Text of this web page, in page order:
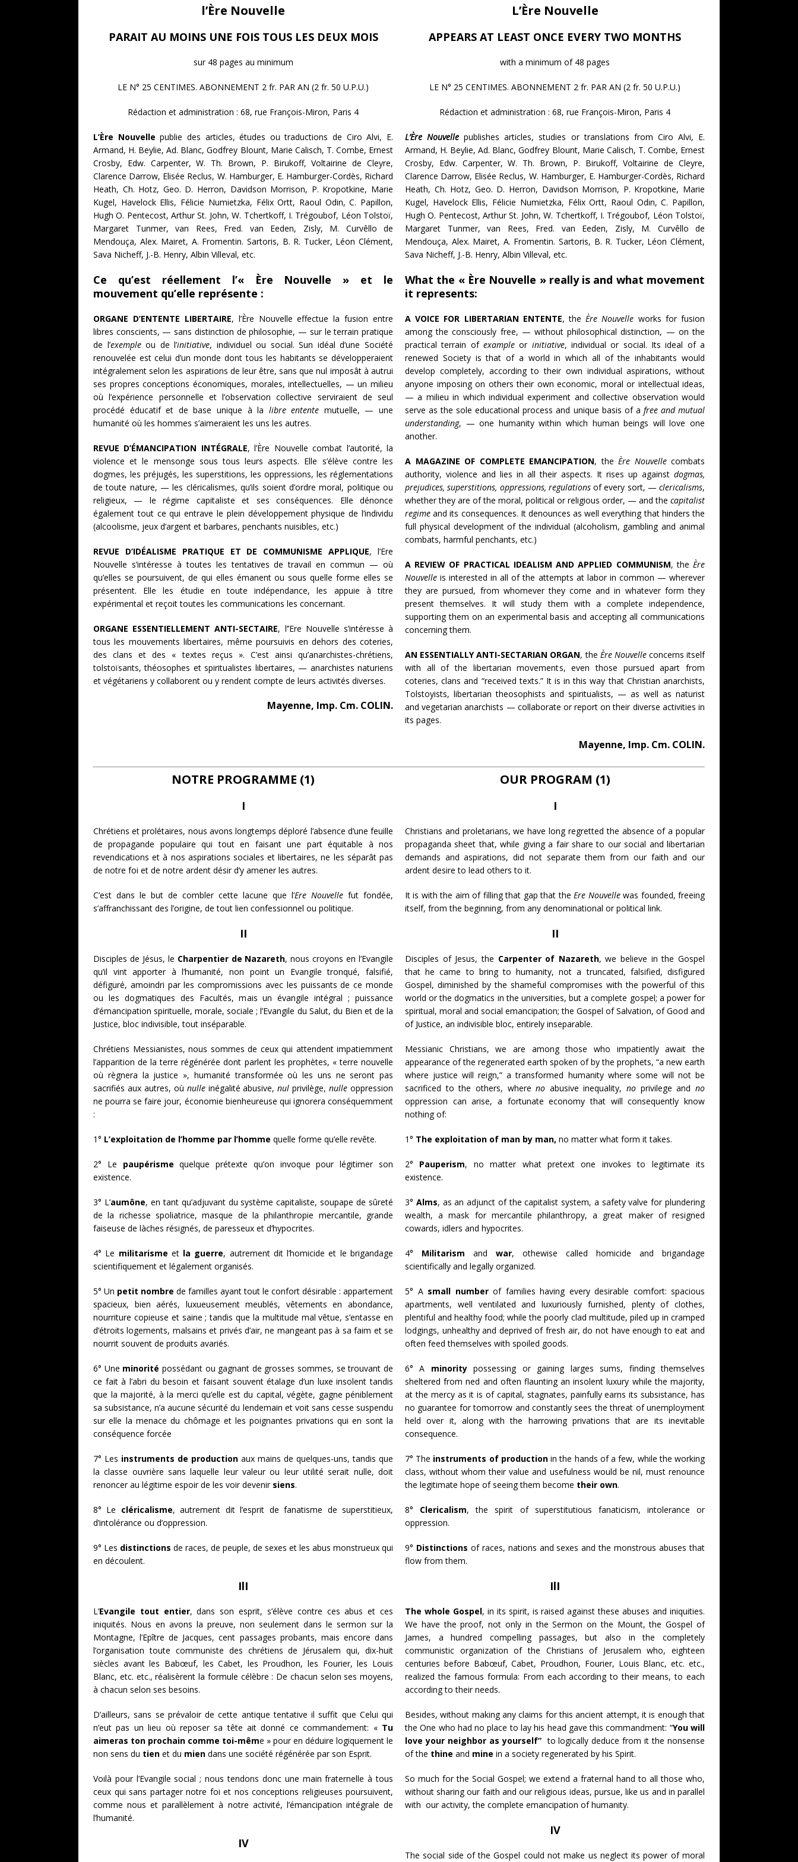
l’Ère Nouvelle
PARAIT AU MOINS UNE FOIS TOUS LES DEUX MOIS
sur 48 pages au minimum
LE N° 25 CENTIMES. ABONNEMENT 2 fr. PAR AN (2 fr. 50 U.P.U.)
Rédaction et administration : 68, rue François-Miron, Paris 4
L’Ère Nouvelle publie des articles, études ou traductions de Ciro Alvi, E.
Armand, H. Beylie, Ad. Blanc, Godfrey Blount, Marie Calisch, T. Combe, Ernest
Crosby, Edw. Carpenter, W. Th. Brown, P. Birukoff, Voltairine de Cleyre,
Clarence Darrow, Elisée Reclus, W. Hamburger, E. Hamburger-Cordès, Richard
Heath, Ch. Hotz, Geo. D. Herron, Davidson Morrison, P. Kropotkine, Marie
Kugel, Havelock Ellis, Félicie Numietzka, Félix Ortt, Raoul Odin, C. Papillon,
Hugh O. Pentecost, Arthur St. John, W. Tchertkoff, I. Trégoubof, Léon Tolstoï,
Margaret Tunmer, van Rees, Fred. van Eeden, Zisly, M. Curvêllo de
Mendouça, Alex. Mairet, A. Fromentin. Sartoris, B. R. Tucker, Léon Clément,
Sava Nicheff, J.-B. Henry, Albin Villeval, etc.
Ce qu’est réellement l’« Ère Nouvelle » et le
mouvement qu’elle représente :
ORGANE D’ENTENTE LIBERTAIRE, l’Ère Nouvelle effectue la fusion entre
libres conscients, — sans distinction de philosophie, — sur le terrain pratique
de l’exempleou de l’initiative, individuel ou social. Sun idéal d’une Société
renouvelée est celui d’un monde dont tous les habitants se développeraient
intégralement selon les aspirations de leur être, sans que nul imposât à autrui
ses propres conceptions économiques, morales, intellectuelles, — un milieu
où l’expérience personnelle et l’observation collective serviraient de seul
procédé éducatif et de base unique à la libre entente mutuelle, — une
humanité où les hommes s’aimeraient les uns les autres.
REVUE D’ÉMANCIPATION INTÉGRALE, l’Ère Nouvelle combat l’autorité, la
violence et le mensonge sous tous leurs aspects. Elle s’élève contre les
dogmes, les préjugés, les superstitions, les oppressions, les réglementations
de toute nature, — les cléricalismes, qu’ils soient d’ordre moral, politique ou
religieux, — le régime capitaliste et ses conséquences. Elle dénonce
également tout ce qui entrave le plein développement physique de l’individu
(alcoolisme, jeux d’argent et barbares, penchants nuisibles, etc.)
REVUE D’IDÉALISME PRATIQUE ET DE COMMUNISME APPLIQUE, l’Ere
Nouvelle s’intéresse à toutes les tentatives de travail en commun — où
qu’elles se poursuivent, de qui elles émanent ou sous quelle forme elles se
présentent. Elle les étudie en toute indépendance, les appuie à titre
expérimental et reçoit toutes les communications les concernant.
ORGANE ESSENTIELLEMENT ANTI-SECTAIRE, l’’Ere Nouvelle s’intéresse à
tous les mouvements libertaires, même poursuivis en dehors des coteries,
des clans et des « textes reçus ». C’est ainsi qu’anarchistes-chrétiens,
tolstoïsants, théosophes et spiritualistes libertaires, — anarchistes naturiens
et végétariens y collaborent ou y rendent compte de leurs activités diverses.
Mayenne, Imp. Cm. COLIN.
L’Ère Nouvelle
APPEARS AT LEAST ONCE EVERY TWO MONTHS
with a minimum of 48 pages
LE N° 25 CENTIMES. ABONNEMENT 2 fr. PAR AN (2 fr. 50 U.P.U.)
Rédaction et administration : 68, rue François-Miron, Paris 4
L’Ère Nouvelle publishes articles, studies or translations from Ciro Alvi, E.
Armand, H. Beylie, Ad. Blanc, Godfrey Blount, Marie Calisch, T. Combe, Ernest
Crosby, Edw. Carpenter, W. Th. Brown, P. Birukoff, Voltairine de Cleyre,
Clarence Darrow, Elisée Reclus, W. Hamburger, E. Hamburger-Cordès, Richard
Heath, Ch. Hotz, Geo. D. Herron, Davidson Morrison, P. Kropotkine, Marie
Kugel, Havelock Ellis, Félicie Numietzka, Félix Ortt, Raoul Odin, C. Papillon,
Hugh O. Pentecost, Arthur St. John, W. Tchertkoff, I. Trégoubof, Léon Tolstoï,
Margaret Tunmer, van Rees, Fred. van Eeden, Zisly, M. Curvêllo de
Mendouça, Alex. Mairet, A. Fromentin. Sartoris, B. R. Tucker, Léon Clément,
Sava Nicheff, J.-B. Henry, Albin Villeval, etc.
What the « Ère Nouvelle » really is and what movement
it represents:
A VOICE FOR LIBERTARIAN ENTENTE, theÈre Nouvelle works for fusion
among the consciously free, — without philosophical distinction, — on the
practical terrain of example or initiative, individual or social. Its ideal of a
renewed Society is that of a world in which all of the inhabitants would
develop completely, according to their own individual aspirations, without
anyone imposing on others their own economic, moral or intellectual ideas,
— a milieu in which individual experiment and collective observation would
serve as the sole educational process and unique basis of a free and mutual
understanding, — one humanity within which human beings will love one
another.
A MAGAZINE OF COMPLETE EMANCIPATION, the Ère Nouvellecombats
authority, violence and lies in all their aspects. It rises up against dogmas,
prejudices, superstitions, oppressions, regulationsof every sort, — clericalisms,
whether they are of the moral, political or religious order, — and the capitalist
regime and its consequences. It denounces as well everything that hinders the
full physical development of the individual (alcoholism, gambling and animal
combats, harmful penchants, etc.)
A REVIEW OF PRACTICAL IDEALISM AND APPLIED COMMUNISM, theÈre
Nouvelle is interested in all of the attempts at labor in common — wherever
they are pursued, from whomever they come and in whatever form they
present themselves. It will study them with a complete independence,
supporting them on an experimental basis and accepting all communications
concerning them.
AN ESSENTIALLY ANTI-SECTARIAN ORGAN, the Ère Nouvelleconcerns itself
with all of the libertarian movements, even those pursued apart from
coteries, clans and “received texts.” It is in this way that Christian anarchists,
Tolstoyists, libertarian theosophists and spiritualists, — as well as naturist
and vegetarian anarchists — collaborate or report on their diverse activities in
its pages.
Mayenne, Imp. Cm. COLIN.
NOTRE PROGRAMME (1)
I
Chrétiens et prolétaires, nous avons longtemps déploré l’absence d’une feuille
de propagande populaire qui tout en faisant une part équitable à nos
revendications et à nos aspirations sociales et libertaires, ne les séparât pas
de notre foi et de notre ardent désir d’y amener les autres.
C’est dans le but de combler cette lacune que l’Ere Nouvelle fut fondée,
s’affranchissant des l’origine, de tout lien confessionnel ou politique.
II
Disciples de Jésus, le Charpentier de Nazareth, nous croyons en l’Evangile
qu’il vint apporter à l’humanité, non point un Evangile tronqué, falsifié,
défiguré, amoindri par les compromissions avec les puissants de ce monde
ou les dogmatiques des Facultés, mais un évangile intégral ; puissance
d’émancipation spirituelle, morale, sociale ; l’Evangile du Salut, du Bien et de la
Justice, bloc indivisible, tout inséparable.
Chrétiens Messianistes, nous sommes de ceux qui attendent impatiemment
l’apparition de la terre régénérée dont parlent les prophètes, « terre nouvelle
où règnera la justice », humanité transformée où les uns ne seront pas
sacrifiés aux autres, où nulleinégalité abusive,nul privilège,nulle oppression
ne pourra se faire jour, économie bienheureuse qui ignorera conséquemment
:
1° L’exploitation de l’homme par l’homme quelle forme qu’elle revête.
2° Le paupérisme quelque prétexte qu’on invoque pour légitimer son
existence.
3° L’aumône, en tant qu’adjuvant du système capitaliste, soupape de sûreté
de la richesse spoliatrice, masque de la philanthropie mercantile, grande
faiseuse de làches résignés, de paresseux et d’hypocrites.
4° Le militarisme et la guerre, autrement dit l’homicide et le brigandage
scientifiquement et légalement organisés.
5° Un petit nombre de familles ayant tout le confort désirable : appartement
spacieux, bien aérés, luxueusement meublés, vêtements en abondance,
nourriture copieuse et saine ; tandis que la multitude mal vêtue, s’entasse en
d’étroits logements, malsains et privés d’air, ne mangeant pas à sa faim et se
nourrit souvent de produits avariés.
6° Une minorité possédant ou gagnant de grosses sommes, se trouvant de
ce fait à l’abri du besoin et faisant souvent étalage d’un luxe insolent tandis
que la majorité, à la merci qu’elle est du capital, végète, gagne péniblement
sa subsistance, n’a aucune sécurité du lendemain et voit sans cesse suspendu
sur elle la menace du chômage et les poignantes privations qui en sont la
conséquence forcée
7° Les instruments de production aux mains de quelques-uns, tandis que
la classe ouvrière sans laquelle leur valeur ou leur utilité serait nulle, doit
renoncer au légitime espoir de les voir devenir siens.
8° Le cléricalisme, autrement dit l’esprit de fanatisme de superstitieux,
d’intolérance ou d’oppression.
9° Les distinctions de races, de peuple, de sexes et les abus monstrueux qui
en découlent.
IlI
L’Evangile tout entier, dans son esprit, s’élève contre ces abus et ces
iniquités. Nous en avons la preuve, non seulement dans le sermon sur la
Montagne, l’Epître de Jacques, cent passages probants, mais encore dans
l’organisation toute communiste des chrétiens de Jérusalem qui, dix-huit
siècles avant les Babœuf, les Cabet, les Proudhon, les Fourier, les Louis
Blanc, etc. etc., réalisèrent la formule célèbre : De chacun selon ses moyens,
à chacun selon ses besoins.
D’ailleurs, sans se prévaloir de cette antique tentative il suffit que Celui qui
n’eut pas un lieu où reposer sa tête ait donné ce commandement: « Tu
aimeras ton prochain comme toi-même » pour en déduire logiquement le
non sens du tien et du mien dans une société régénérée par son Esprit.
Voilà pour l’Evangile social ; nous tendons donc une main fraternelle à tous
ceux qui sans partager notre foi et nos conceptions religieuses poursuivent,
comme nous et parallèlement à notre activité, l’émancipation intégrale de
l’humanité.
IV
OUR PROGRAM (1)
I
Christians and proletarians, we have long regretted the absence of a popular
propaganda sheet that, while giving a fair share to our social and libertarian
demands and aspirations, did not separate them from our faith and our
ardent desire to lead others to it.
It is with the aim of filling that gap that theEre Nouvellewas founded, freeing
itself, from the beginning, from any denominational or political link.
II
Disciples of Jesus, the Carpenter of Nazareth, we believe in the Gospel
that he came to bring to humanity, not a truncated, falsified, disfigured
Gospel, diminished by the shameful compromises with the powerful of this
world or the dogmatics in the universities, but a complete gospel; a power for
spiritual, moral and social emancipation; the Gospel of Salvation, of Good and
of Justice, an indivisible bloc, entirely inseparable.
Messianic Christians, we are among those who impatiently await the
appearance of the regenerated earth spoken of by the prophets, “a new earth
where justice will reign,” a transformed humanity where some will not be
sacrificed to the others, whereno abusive inequality,no privilege andno
oppression can arise, a fortunate economy that will consequently know
nothing of:
1° The exploitation of man by man, no matter what form it takes.
2° Pauperism, no matter what pretext one invokes to legitimate its
existence.
3° Alms, as an adjunct of the capitalist system, a safety valve for plundering
wealth, a mask for mercantile philanthropy, a great maker of resigned
cowards, idlers and hypocrites.
4° Militarism and war, othewise called homicide and brigandage
scientifically and legally organized.
5° A small numberof families having every desirable comfort: spacious
apartments, well ventilated and luxuriously furnished, plenty of clothes,
plentiful and healthy food; while the poorly clad multitude, piled up in cramped
lodgings, unhealthy and deprived of fresh air, do not have enough to eat and
often feed themselves with spoiled goods.
6° A minoritypossessing or gaining larges sums, finding themselves
sheltered from ned and often flaunting an insolent luxury while the majority,
at the mercy as it is of capital, stagnates, painfully earns its subsistance, has
no guarantee for tomorrow and constantly sees the threat of unemployment
held over it, along with the harrowing privations that are its inevitable
consequence.
7° The instruments of productionin the hands of a few, while the working
class, without whom their value and usefulness would be nil, must renounce
the legitimate hope of seeing them become their own.
8° Clericalism, the spirit of superstitutious fanaticism, intolerance or
oppression.
9° Distinctions of races, nations and sexes and the monstrous abuses that
flow from them.
IlI
The whole Gospel, in its spirit, is raised against these abuses and iniquities.
We have the proof, not only in the Sermon on the Mount, the Gospel of
James, a hundred compelling passages, but also in the completely
communistic organization of the Christians of Jerusalem who, eighteen
centuries before Babœuf, Cabet, Proudhon, Fourier, Louis Blanc, etc. etc.,
realized the famous formula: From each according to their means, to each
according to their needs.
Besides, without making any claims for this ancient attempt, it is enough that
the One who had no place to lay his head gave this commandment: “You will
love your neighbor as yourself”to logically deduce from it the nonsense
of the thine and mine in a society regenerated by his Spirit.
So much for the Social Gospel; we extend a fraternal hand to all those who,
without sharing our faith and our religious ideas, pursue, like us and in parallel
with our activity, the complete emancipation of humanity.
IV
The social side of the Gospel could not make us neglect its power of moral